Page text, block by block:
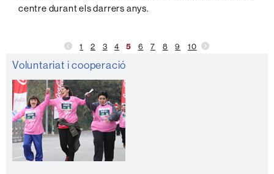
centre durant els darrers anys.
1 2 3 4 5 6 7 8 9 10
Informació
complementària
Voluntariat i cooperació